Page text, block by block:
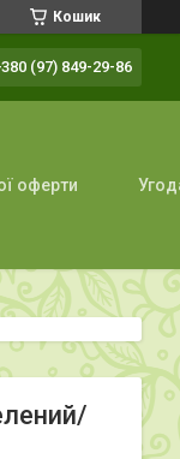
Кошик
(97) 849-29-86
оферти